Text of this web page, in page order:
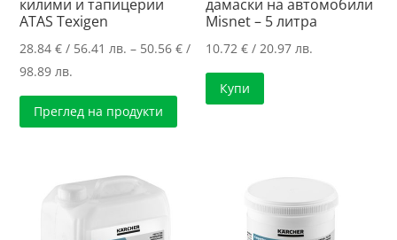
килими и тапицерии
ATAS Texigen
28.84€ / 56.41 лв.– 50.56€ /
98.89 лв.
range:
28.84 €
through
Преглед на продукти
дамаски на автомобили
Misnet – 5 литра
10.72€ / 20.97 лв.
Купи